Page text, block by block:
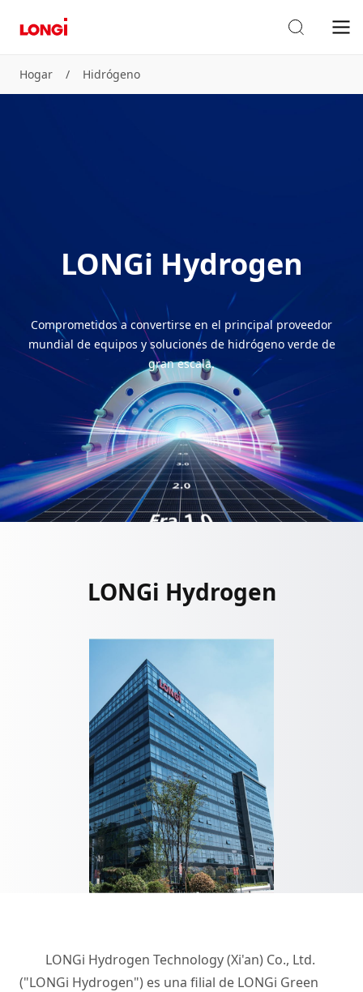
Hogar / Hidrógeno
LONGi Hydrogen
Comprometidos a convertirse en el principal proveedor
mundial de equipos y soluciones de hidrógeno verde de
gran escala.
LONGi Hydrogen
LONGi Hydrogen Technology (Xi'an) Co., Ltd.
("LONGi Hydrogen") es una filial de LONGi Green